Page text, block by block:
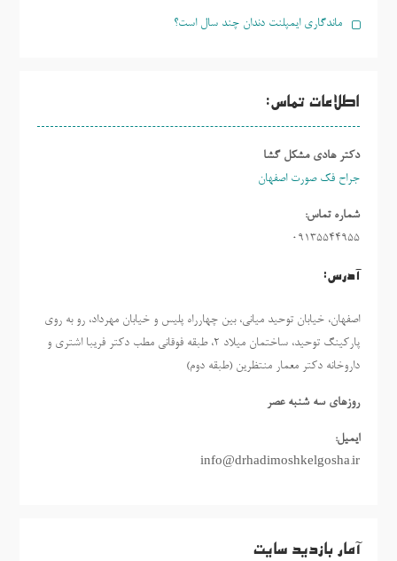
ماندگاری ایمپلنت دندان چند سال است؟
اطلاعات تماس:
دکتر هادی مشکل گشا
جراح فک صورت اصفهان
شماره تماس:
09135544955
آدرس:
اصفهان، خیابان توحید میانی، بین چهارراه پلیس و خیابان مهرداد، رو به روی
پارکینگ توحید، ساختمان میلاد ٢، طبقه فوقانی مطب دکتر فریبا اشتری و
داروخانه دکتر معمار منتظرین (طبقه دوم)
روزهاي سه شنبه عصر
ایمیل:
info@drhadimoshkelgosha.ir
آمار بازدید سایت